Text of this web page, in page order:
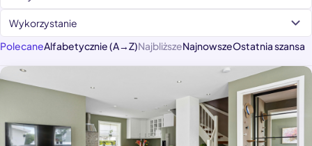
Wykorzystanie
PolecaneAlfabetycznie (A→Z)NajbliższeNajnowszeOstatnia szansa